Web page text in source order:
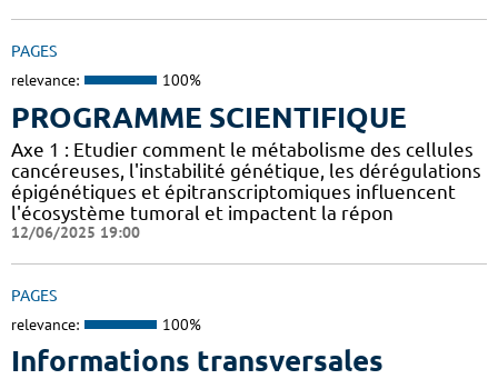
PAGES
relevance: 100%
PROGRAMME SCIENTIFIQUE
Axe 1 : Etudier comment le métabolisme des cellules
cancéreuses, l'instabilité génétique, les dérégulations
épigénétiques et épitranscriptomiques influencent
l'écosystème tumoral et impactent la répon
12/06/2025 19:00
PAGES
relevance: 100%
Informations transversales